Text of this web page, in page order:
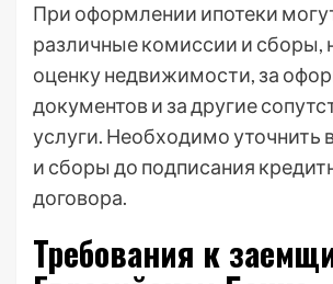
При оформлении ипотеки
различные комиссии и сборы,
оценку недвижимости, за
документов и за другие
услуги. Необходимо уточнить
и сборы до подписания
договора.
Требования к